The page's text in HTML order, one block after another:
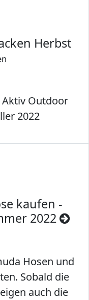
Herbst
Aktiv Outdoor
2022
kaufen -
2022
Hosen und
Sobald die
auch die